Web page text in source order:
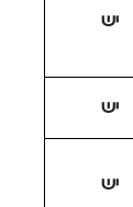
יש
יש
יש